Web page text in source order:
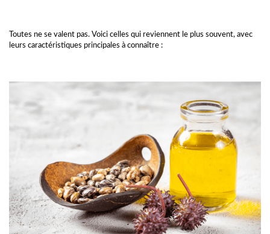
Toutes ne se valent pas. Voici celles qui reviennent le plus souvent, avec
leurs caractéristiques principales à connaître :